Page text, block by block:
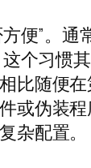
便”。通
个习惯
随便
或伪装
杂配置。